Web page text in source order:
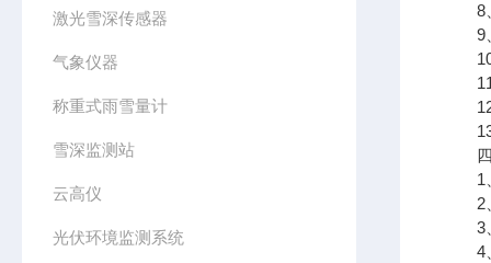
激光雪深传感器
气象仪器
称重式雨雪量计
雪深监测站
云高仪
光伏环境监测系统
8、
9、
10
11
12
13
四
1、
2、
3、
4、